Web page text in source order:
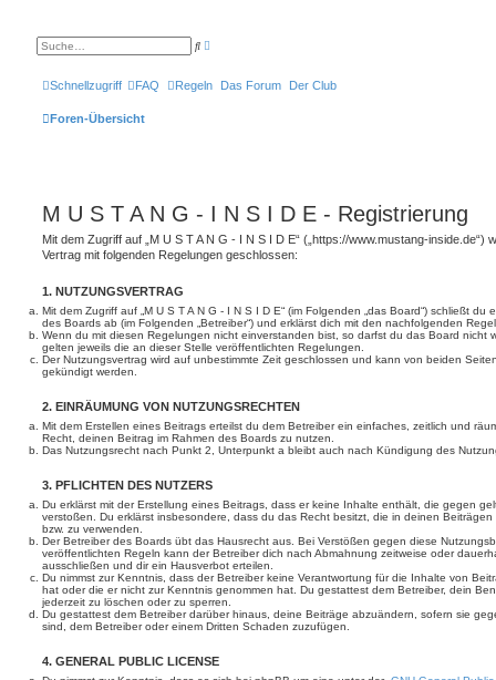
S
h
e i
Schnellzugriff FAQ Regeln Das Forum Der Club
Foren-Übersicht
M U S T A N G - I N S I D E - Registrierung
Mit dem Zugriff auf „M U S T A N G - I N S I D E“ („https://www.mustang-inside.de“)
Vertrag mit folgenden Regelungen geschlossen:
1. NUTZUNGSVERTRAG
Mit dem Zugriff auf „M U S T A N G - I N S I D E“ (im Folgenden „das Board“) schließt
des Boards ab (im Folgenden „Betreiber“) und erklärst dich mit den nachfolgenden
Wenn du mit diesen Regelungen nicht einverstanden bist, so darfst du das Board nicht
gelten jeweils die an dieser Stelle veröffentlichten Regelungen.
Der Nutzungsvertrag wird auf unbestimmte Zeit geschlossen und kann von beiden
gekündigt werden.
2. EINRÄUMUNG VON NUTZUNGSRECHTEN
Mit dem Erstellen eines Beitrags erteilst du dem Betreiber ein einfaches, zeitlich und
Recht, deinen Beitrag im Rahmen des Boards zu nutzen.
Das Nutzungsrecht nach Punkt 2, Unterpunkt a bleibt auch nach Kündigung des
3. PFLICHTEN DES NUTZERS
Du erklärst mit der Erstellung eines Beitrags, dass er keine Inhalte enthält, die gegen
verstoßen. Du erklärst insbesondere, dass du das Recht besitzt, die in deinen
bzw. zu verwenden.
Der Betreiber des Boards übt das Hausrecht aus. Bei Verstößen gegen diese
veröffentlichten Regeln kann der Betreiber dich nach Abmahnung zeitweise oder
ausschließen und dir ein Hausverbot erteilen.
Du nimmst zur Kenntnis, dass der Betreiber keine Verantwortung für die Inhalte von
hat oder die er nicht zur Kenntnis genommen hat. Du gestattest dem Betreiber, dein
jederzeit zu löschen oder zu sperren.
Du gestattest dem Betreiber darüber hinaus, deine Beiträge abzuändern, sofern sie
sind, dem Betreiber oder einem Dritten Schaden zuzufügen.
4. GENERAL PUBLIC LICENSE